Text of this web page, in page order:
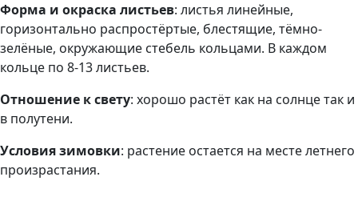
Форма и окраска листьев: листья линейные,
горизонтально распростёртые, блестящие, тёмно-
зелёные, окружающие стебель кольцами. В каждом
кольце по 8-13 листьев.
Отношение к свету: хорошо растёт как на солнце так и
в полутени.
Условия зимовки: растение остается на месте летнего
произрастания.